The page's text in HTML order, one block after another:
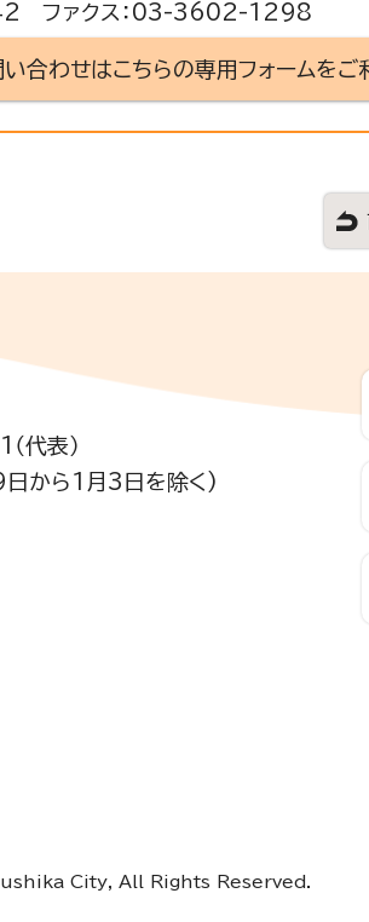
ファクス：03-3602-1298
合わせはこちらの専用フォームをご
代表）
から1月3日を除く)
City, All Rights Reserved.